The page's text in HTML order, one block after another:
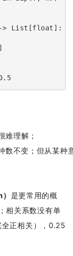
-> List[float]:
难理解；
数不变；但从某种
是更常用的概
相关系数没有单
正相关），0.25